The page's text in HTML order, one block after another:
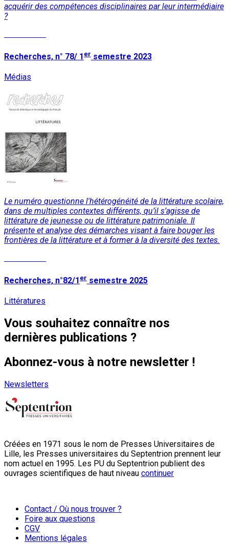
acquérir des compétences disciplinaires par leur intermédiaire
?
Recherches, n° 78/ 1 er semestre 2023
Médias
Le numéro questionne l'hétérogénéité de la littérature scolaire,
dans de multiples contextes différents, qu’il s’agisse de
littérature de jeunesse ou de littérature patrimoniale. Il
présente et analyse des démarches visant à faire bouger les
frontières de la littérature et à former à la diversité des textes.
Recherches, n°82/1 er semestre 2025
Littératures
Vous souhaitez connaître nos
dernières publications ?
Abonnez-vous à notre newsletter !
Newsletters
Créées en 1971 sous le nom de Presses Universitaires de
Lille, les Presses universitaires du Septentrion prennent leur
nom actuel en 1995. Les PU du Septentrion publient des
ouvrages scientifiques de haut niveau continuer
Contact / Où nous trouver ?
Foire aux questions
CGV
Mentions légales